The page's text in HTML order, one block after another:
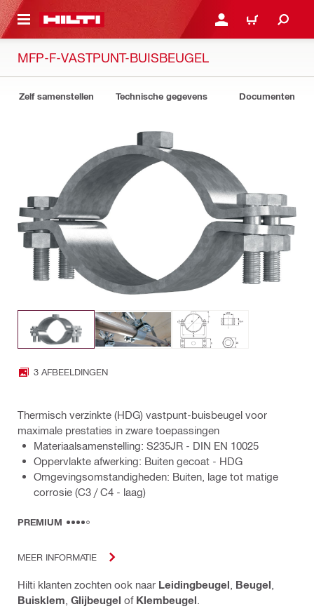
HOOFDINHOUD AANMELDEN OF
WINKELWAGEN
MFP-F-VASTPUNT-BUISBEUGEL
Zelf samenstellen Technische gegevens Documenten
3 AFBEELDINGEN
Thermisch verzinkte (HDG) vastpunt-buisbeugel voor
maximale prestaties in zware toepassingen
Materiaalsamenstelling: S235JR - DIN EN 10025
Oppervlakte afwerking: Buiten gecoat - HDG
Omgevingsomstandigheden: Buiten, lage tot matige
corrosie (C3 / C4 - laag)
PREMIUM
MEER INFORMATIE
Hilti klanten zochten ook naar Leidingbeugel Beugel
Buisklem Glijbeugel of Klembeugel